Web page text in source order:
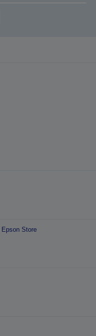
Store